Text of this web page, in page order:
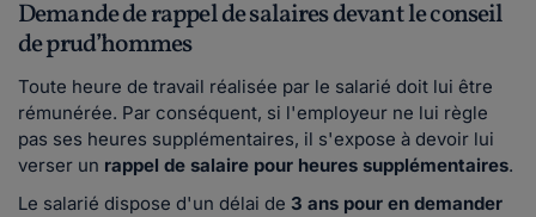
Demande de rappel de salaires devant le conseil
de prud’hommes
Toute heure de travail réalisée par le salarié doit lui être
rémunérée. Par conséquent, si l'employeur ne lui règle
pas ses heures supplémentaires, il s'expose à devoir lui
verser un rappel de salaire pour heures supplémentaires.
Le salarié dispose d'un délai de 3 ans pour en demander